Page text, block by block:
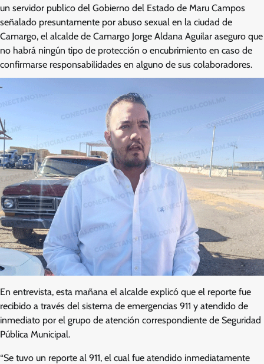
un servidor publico del Gobierno del Estado de Maru Campos
señalado presuntamente por abuso sexual en la ciudad de
Camargo, el alcalde de Camargo Jorge Aldana Aguilar aseguro que
no habrá ningún tipo de protección o encubrimiento en caso de
confirmarse responsabilidades en alguno de sus colaboradores.
En entrevista, esta mañana el alcalde explicó que el reporte fue
recibido a través del sistema de emergencias 911 y atendido de
inmediato por el grupo de atención correspondiente de Seguridad
Pública Municipal.
“Se tuvo un reporte al 911, el cual fue atendido inmediatamente